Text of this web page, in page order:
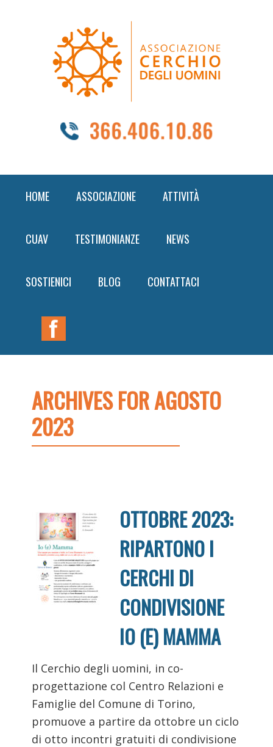
navigation
HOME ASSOCIAZIONE ATTIVITÀ
CUAV TESTIMONIANZE NEWS
SOSTIENICI BLOG CONTATTACI
Nav
Widget
ARCHIVES FOR AGOSTO
2023
OTTOBRE 2023:
RIPARTONO I
CERCHI DI
CONDIVISIONE
IO (E) MAMMA
Il Cerchio degli uomini, in co-
progettazione col Centro Relazioni e
Famiglie del Comune di Torino,
promuove a partire da ottobre un ciclo
di otto incontri gratuiti di condivisione